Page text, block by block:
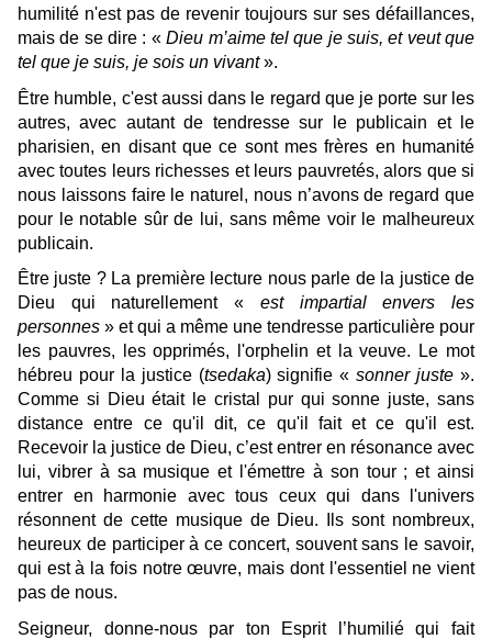
humilité n'est pas de revenir toujours sur ses défaillances,
mais de se dire : «Dieu m’aime tel que je suis, et veut que
tel que je suis, je sois un vivant».
Être humble, c'est aussi dans le regard que je porte sur les
autres, avec autant de tendresse sur le publicain et le
pharisien, en disant que ce sont mes frères en humanité
avec toutes leurs richesses et leurs pauvretés, alors que si
nous laissons faire le naturel, nous n’avons de regard que
pour le notable sûr de lui, sans même voir le malheureux
publicain.
Être juste ? La première lecture nous parle de la justice de
Dieu qui naturellement « est impartial envers les
personnes » et qui a même une tendresse particulière pour
les pauvres, les opprimés, l'orphelin et la veuve. Le mot
hébreu pour la justice (tsedaka) signifie «sonner juste ».
Comme si Dieu était le cristal pur qui sonne juste, sans
distance entre ce qu'il dit, ce qu'il fait et ce qu'il est.
Recevoir la justice de Dieu, c’est entrer en résonance avec
lui, vibrer à sa musique et l'émettre à son tour ; et ainsi
entrer en harmonie avec tous ceux qui dans l'univers
résonnent de cette musique de Dieu. Ils sont nombreux,
heureux de participer à ce concert, souvent sans le savoir,
qui est à la fois notre œuvre, mais dont l'essentiel ne vient
pas de nous.
Seigneur, donne-nous par ton Esprit l’humilié qui fait